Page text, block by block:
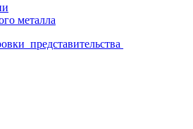
металла
представительства